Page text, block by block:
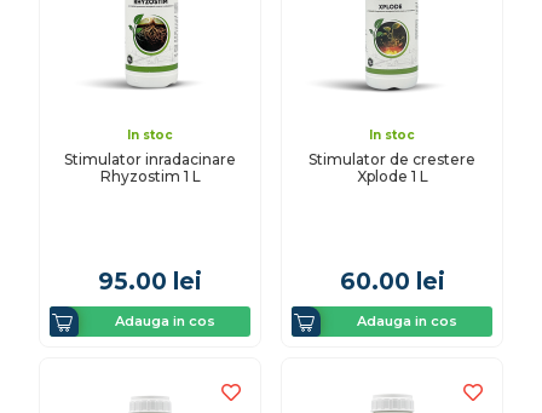
In stoc
Stimulator inradacinare
Rhyzostim 1 L
95.00 lei
Adauga in cos
In stoc
Stimulator de crestere
Xplode 1 L
60.00 lei
Adauga in cos